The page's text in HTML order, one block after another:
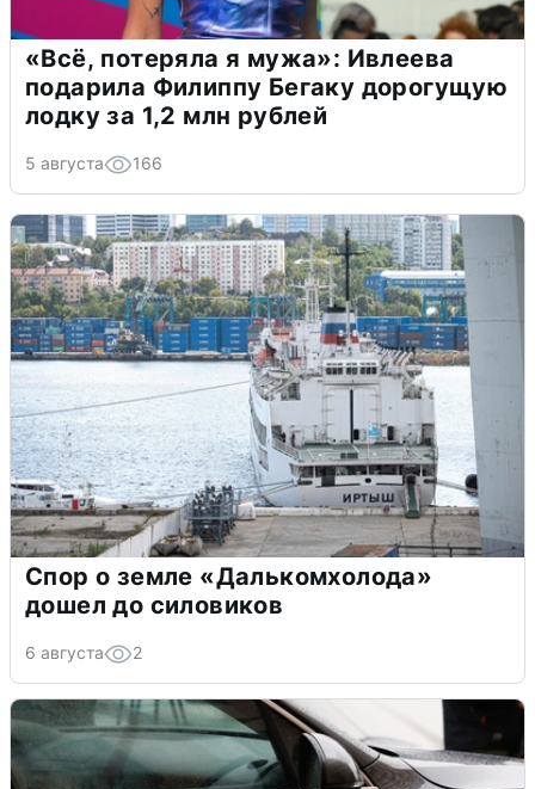
«Всё, потеряла я мужа»: Ивлеева
подарила Филиппу Бегаку дорогущую
лодку за 1,2 млн рублей
5 августа 166
Спор о земле «Далькомхолода»
дошел до силовиков
6 августа 2